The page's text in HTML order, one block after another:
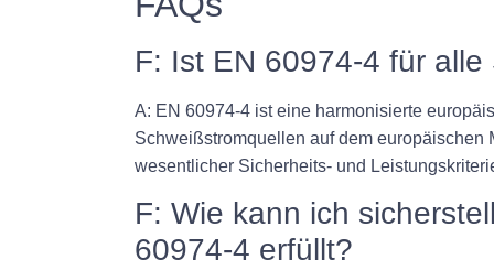
F: Ist EN 60974-4 für
A: EN 60974-4 ist eine harmonisierte
Schweißstromquellen auf dem europäischen
wesentlicher Sicherheits- und
F: Wie kann ich
60974-4 erfüllt?